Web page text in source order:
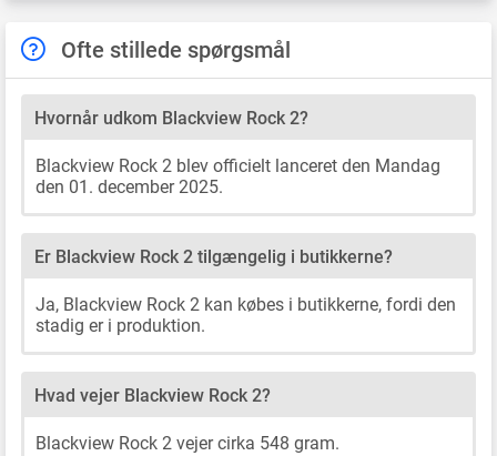
Ofte stillede spørgsmål
Hvornår udkom Blackview Rock 2?
Blackview Rock 2 blev officielt lanceret den Mandag
den 01. december 2025.
Er Blackview Rock 2 tilgængelig i butikkerne?
Ja, Blackview Rock 2 kan købes i butikkerne, fordi den
stadig er i produktion.
Hvad vejer Blackview Rock 2?
Blackview Rock 2 vejer cirka 548 gram.